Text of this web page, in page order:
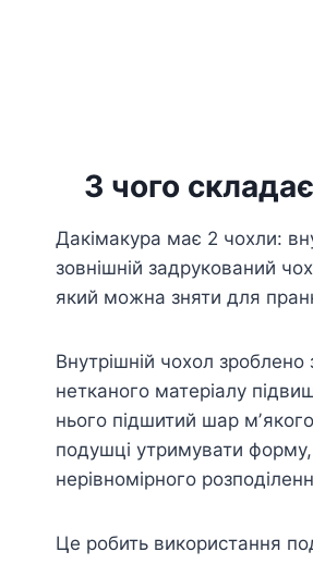
З чого
Дакімакура має 2 чохли:
зовнішній задрукований
який можна зняти для
Внутрішній чохол зроблено
нетканого матеріалу
нього підшитий шар
подушці утримувати
нерівномірного
Це робить використання